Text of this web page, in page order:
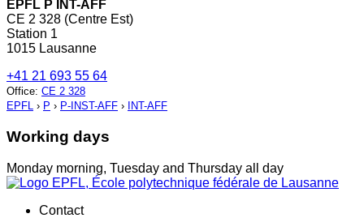
EPFL P INT-AFF
CE 2 328 (Centre Est)
Station 1
1015 Lausanne
+41 21 693 55 64
Office: CE 2 328
EPFL › P › P-INST-AFF › INT-AFF
Working days
Monday morning, Tuesday and Thursday all day
Contact